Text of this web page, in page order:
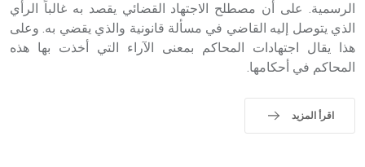
- هل تعلم أن الأبجدية الكنعانية تتألف من /22/ علامة كتابية
sign تكتب منفصلة غير متصلة، وتعتمد المبدأ الأكوروفوني،
حيث تقتصر القيمة الصوتية للعلامة الك
الرسمية. على أن مصطلح الاجتهاد القضائي يقصد به غالباً الرأي
الذي يتوصل إليه القاضي في مسألة قانونية والذي يقضي به. وعلى
هذا يقال اجتهادات المحاكم بمعنى الآراء التي أخذت بها هذه
المحاكم في أحكامها.
اقرأ المزيد